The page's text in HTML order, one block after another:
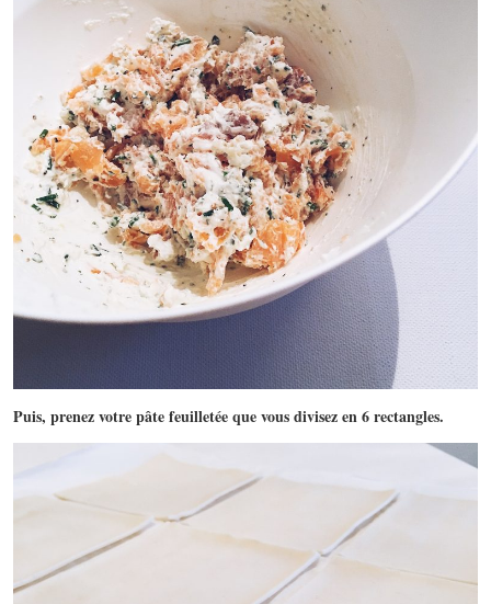
Puis, prenez votre pâte feuilletée que vous divisez en 6 rectangles.